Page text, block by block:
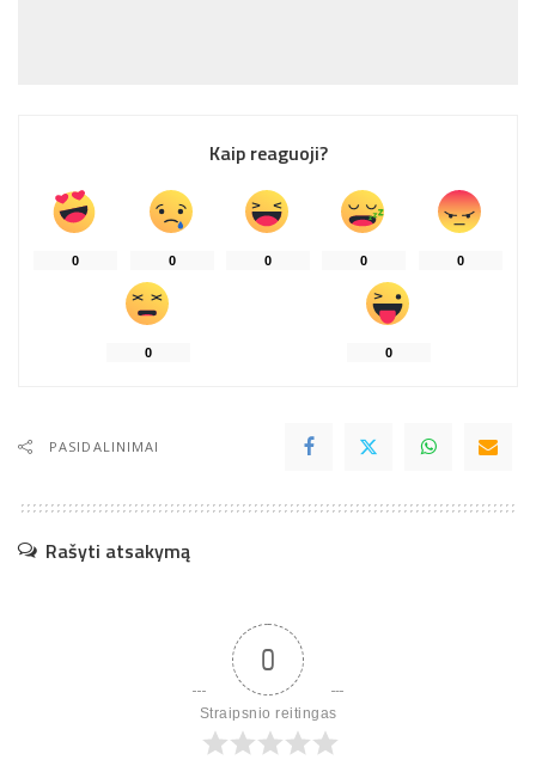
Kaip reaguoji?
0 0 0 0 0
0 0
PASIDALINIMAI
Rašyti atsakymą
0
Straipsnio reitingas